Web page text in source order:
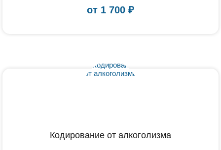
от 1 700 ₽
Кодирование от алкоголизма